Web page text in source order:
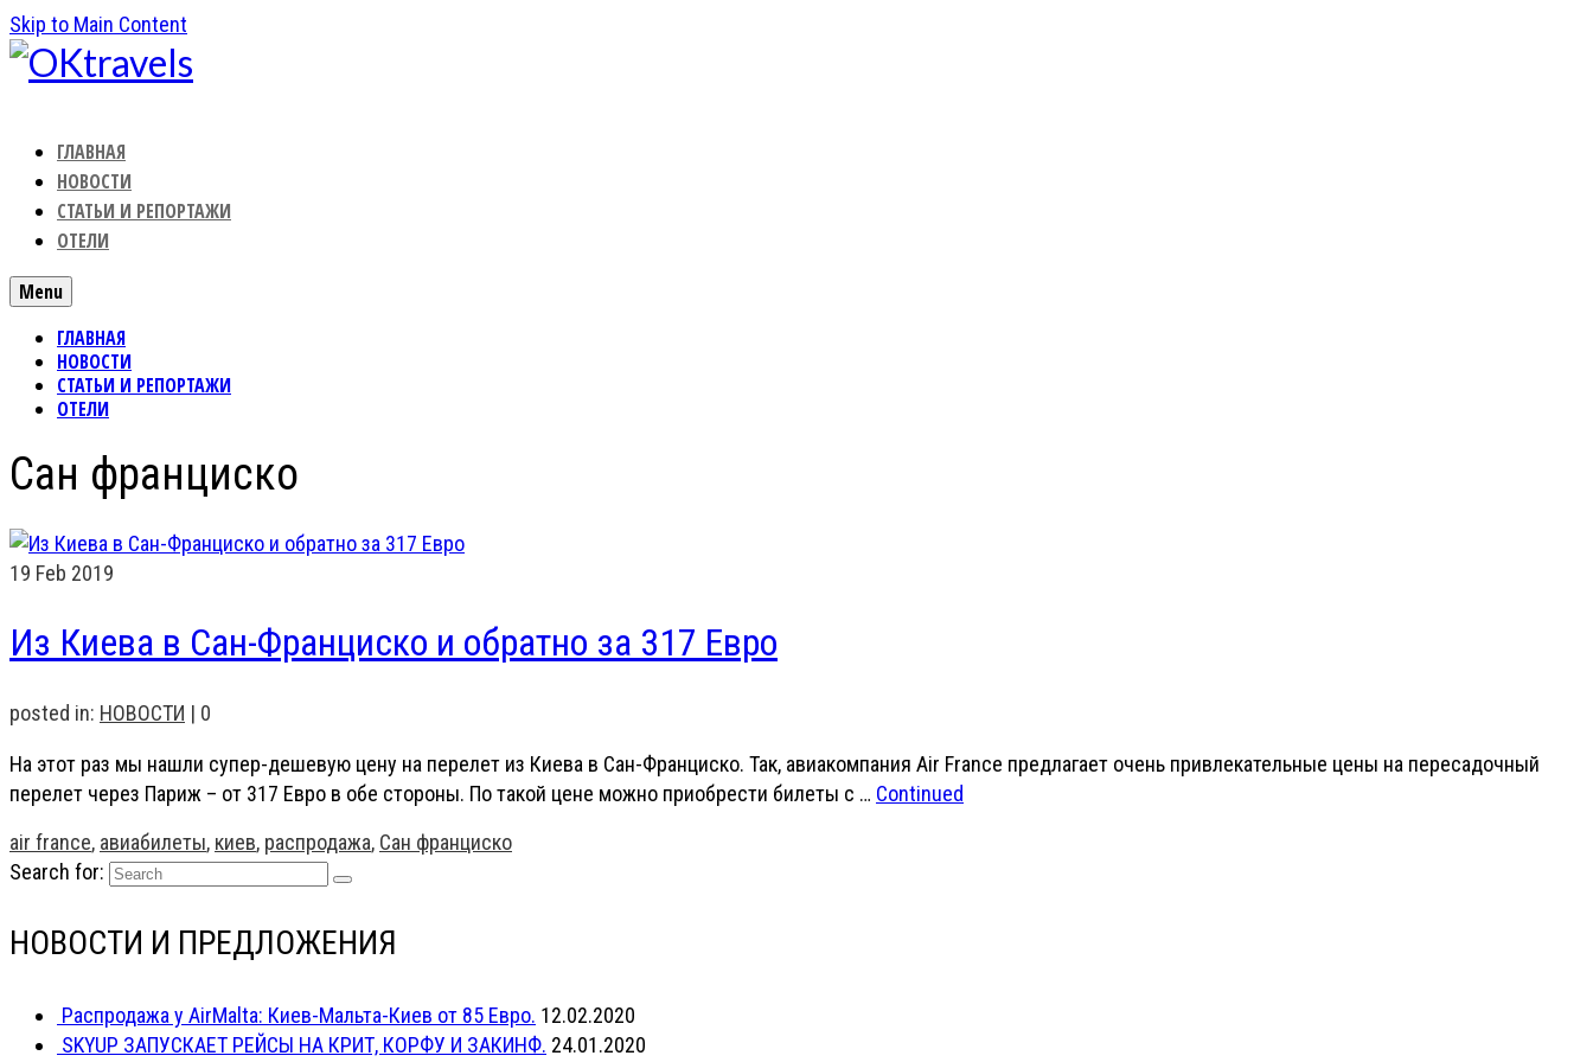
Skip to Main Content
ГЛАВНАЯ
НОВОСТИ
СТАТЬИ И РЕПОРТАЖИ
ОТЕЛИ
Menu
ГЛАВНАЯ
НОВОСТИ
СТАТЬИ И РЕПОРТАЖИ
ОТЕЛИ
Сан франциско
19 Feb 2019
Из Киева в Сан-Франциско и обратно за 317 Евро
posted in: НОВОСТИ | 0
На этот раз мы нашли супер-дешевую цену на перелет из Киева в Сан-Франциско. Так, авиакомпания Air France предлагает очень привлекательные цены на пересадочный
перелет через Париж – от 317 Евро в обе стороны. По такой цене можно приобрести билеты с … Continued
air france, авиабилеты, киев, распродажа, Сан франциско
Search for:
НОВОСТИ И ПРЕДЛОЖЕНИЯ
Распродажа у AirMalta: Киев-Мальта-Киев от 85 Евро. 12.02.2020
SKYUP ЗАПУСКАЕТ РЕЙСЫ НА КРИТ, КОРФУ И ЗАКИНФ. 24.01.2020